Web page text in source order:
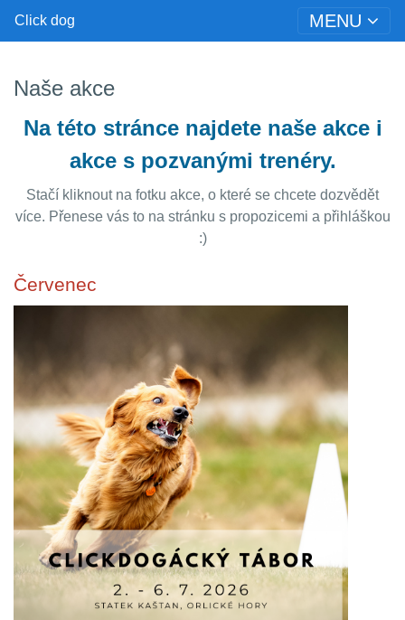
Click dog MENU
Naše akce
Na této stránce najdete naše akce i
akce s pozvanými trenéry.
Stačí kliknout na fotku akce, o které se chcete dozvědět
více. Přenese vás to na stránku s propozicemi a přihláškou
:)
Červenec